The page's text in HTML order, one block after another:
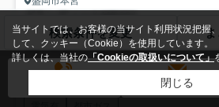
6.2 万円管理/共益費2,000円
2階 / 45.58㎡ / 2DK /築22年
東北本線「盛岡」駅 徒歩34分
室内洗濯機置場
検索条件を変更 ま
メールする
当サイトでは、お客様の当サイト利用状況把握
して、クッキー（Cookie）を使用しています。
詳しくは、当社の「Cookieの取扱いについて」
閉じる